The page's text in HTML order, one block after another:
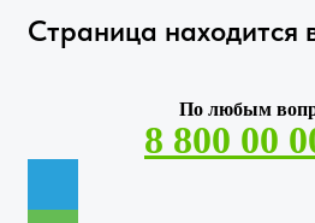
Страница находится
По любым
8 800 00